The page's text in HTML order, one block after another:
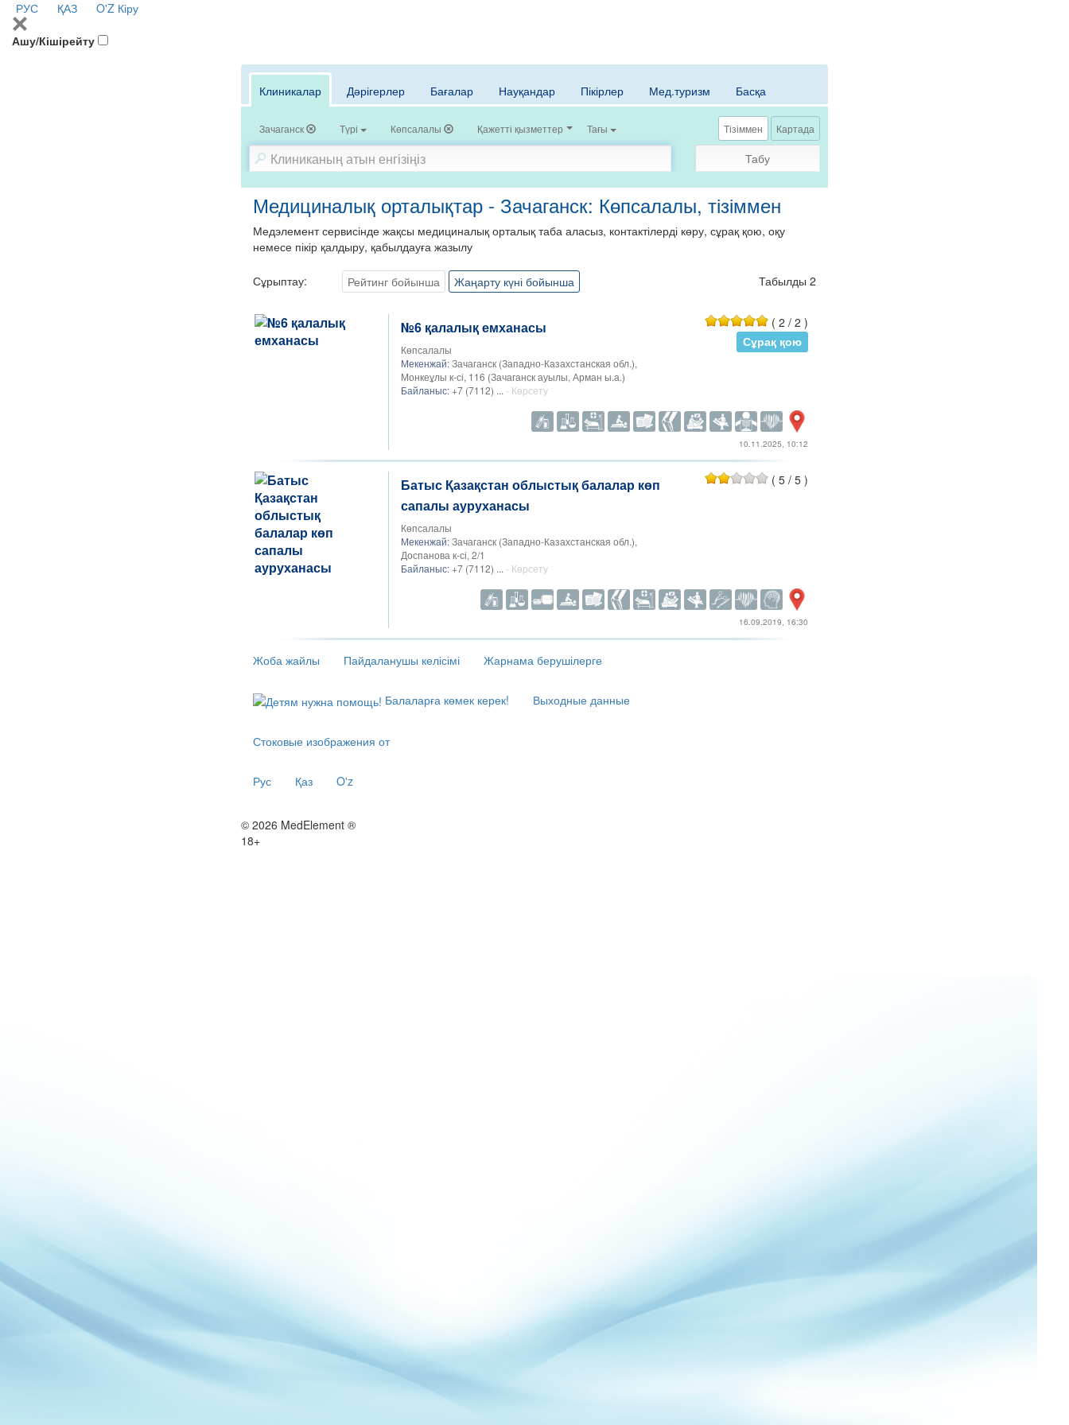
РУС ҚАЗ O'Z Кіру
Ашу/Кішірейту
Клиникалар Дәрігерлер Бағалар Науқандар Пікірлер Мед.туризм Басқа
Зачаганск Түрі Көпсалалы Қажетті қызметтер Тағы Тізіммен Картада
Табу
Медициналық орталықтар - Зачаганск: Көпсалалы, тізіммен
Медэлемент сервисінде жақсы медициналық орталық таба аласыз, контактілерді көру, сұрақ қою, оқу
немесе пікір қалдыру, қабылдауға жазылу
Сұрыптау: Рейтинг бойынша Жаңарту күні бойынша Табылды 2
№6 қалалық емханасы
Көпсалалы
Мекенжай:Зачаганск (Западно-Казахстанская обл.),
Монкеұлы к-сі, 116 (Зачаганск ауылы, Арман ы.а.)
Байланыс: +7 (7112) ... - Көрсету
( 2 / 2 )
Сұрақ қою
10.11.2025, 10:12
Батыс Қазақстан облыстық балалар көп
сапалы ауруханасы
Көпсалалы
Мекенжай:Зачаганск (Западно-Казахстанская обл.),
Доспанова к-сі, 2/1
Байланыс: +7 (7112) ... - Көрсету
( 5 / 5 )
16.09.2019, 16:30
Жоба жайлы Пайдаланушы келісімі Жарнама берушілерге
Балаларға көмек керек! Выходные данные
Стоковые изображения от
Рус Қаз O'z
© 2026 MedElement ®
18+